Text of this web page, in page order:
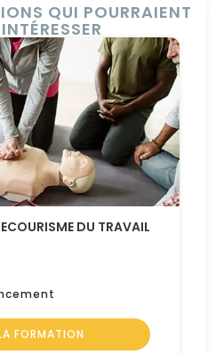
QUI POURRAIENT
DU TRAVAIL
FORMATION